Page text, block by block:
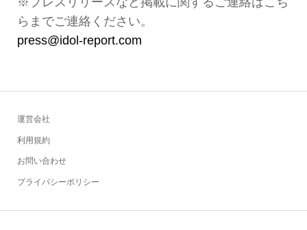
らまでご連絡ください。
press@idol-report.com
運営会社
利用規約
お問い合わせ
プライバシーポリシー